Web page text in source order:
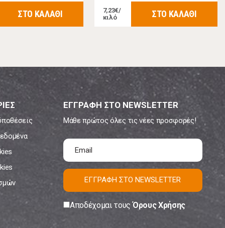
ΣΤΟ ΚΑΛΑΘΙ
7,23€/
κιλό
ΣΤΟ ΚΑΛΑΘΙ
ΕΓΓΡΑΦΗ ΣΤΟ NEWSLETTER
Μάθε πρώτος όλες τις νέες προσφορές!
ΕΓΓΡΑΦΗ ΣΤΟ NEWSLETTER
Αποδέχομαι τουςΌρους Χρήσης